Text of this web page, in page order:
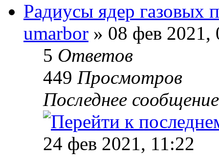
Радиусы ядер газовых
umarbor » 08 фев 2021,
5 Ответов
449 Просмотров
Последнее
24 фев 2021, 11:22